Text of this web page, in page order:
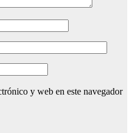
y web en este navegador